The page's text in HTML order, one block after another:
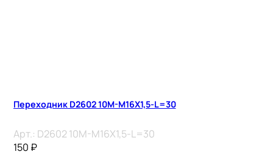
Переходник D2602 10M-M16X1,5-L=30
Арт.: D2602 10M-M16X1,5-L=30
150 ₽